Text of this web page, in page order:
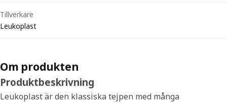
Tillverkare
Leukoplast
Om produkten
Produktbeskrivning
Leukoplast är den klassiska tejpen med många